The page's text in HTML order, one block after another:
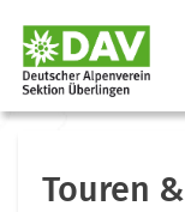
Touren